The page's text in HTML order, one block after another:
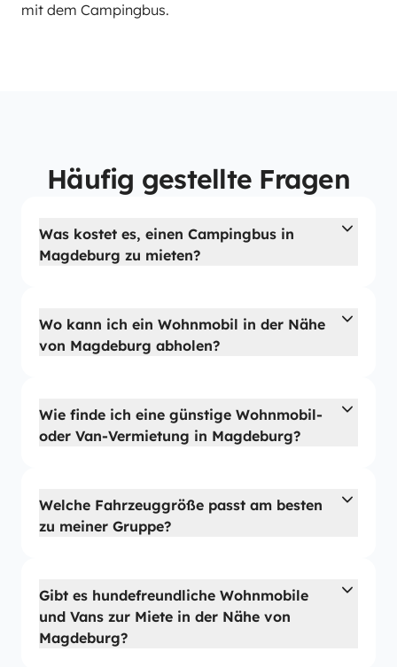
mit dem Campingbus.
Häufig gestellte Fragen
Was kostet es, einen Campingbus in
Magdeburg zu mieten?
Wo kann ich ein Wohnmobil in der Nähe
von Magdeburg abholen?
Wie finde ich eine günstige Wohnmobil-
oder Van-Vermietung in Magdeburg?
Welche Fahrzeuggröße passt am besten
zu meiner Gruppe?
Gibt es hundefreundliche Wohnmobile
und Vans zur Miete in der Nähe von
Magdeburg?